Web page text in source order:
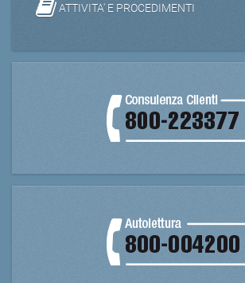
ATTIVITA' E PROCEDIMENTI